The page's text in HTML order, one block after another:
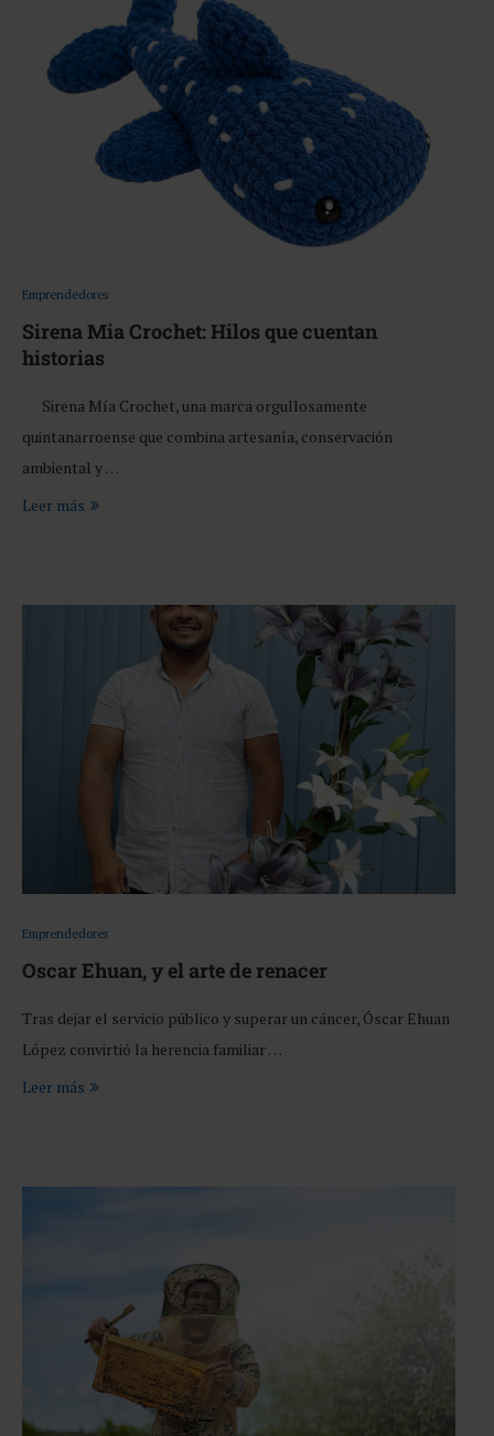
Emprendedores
Sirena Mia Crochet: Hilos que cuentan
historias
Sirena Mía Crochet, una marca orgullosamente
quintanarroense que combina artesanía, conservación
ambiental y …
Leer más
Emprendedores
Oscar Ehuan, y el arte de renacer
Tras dejar el servicio público y superar un cáncer, Óscar Ehuan
López convirtió la herencia familiar …
Leer más